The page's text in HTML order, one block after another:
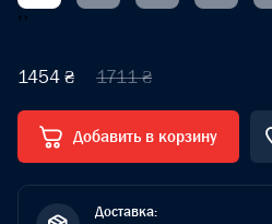
‹›
1454 ₴ 1711 ₴
Добавить в корзину
Доставка: